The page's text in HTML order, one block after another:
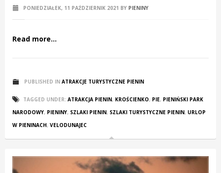
PONIEDZIAŁEK, 11 PAŹDZIERNIK 2021 BY PIENINY
Read more...
PUBLISHED IN ATRAKCJE TURYSTYCZNE PIENIN
TAGGED UNDER: ATRAKCJA PIENIN, KROŚCIENKO, PIE, PIENIŃSKI PARK
NARODOWY, PIENINY, SZLAKI PIENIN, SZLAKI TURYSTYCZNE PIENIN, URLOP
W PIENINACH, VELODUNAJEC